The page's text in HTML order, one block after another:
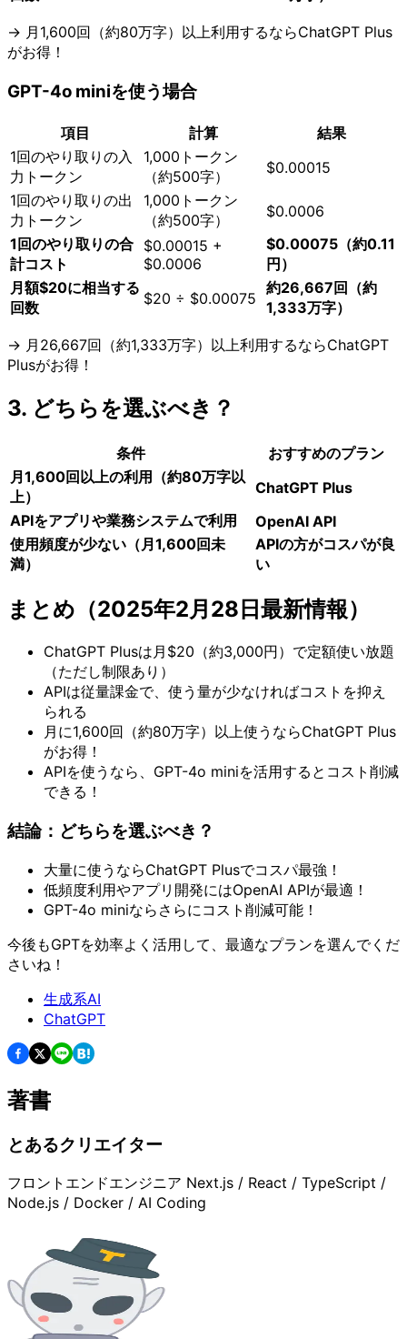
→ 月1,600回（約80万字）以上利用するならChatGPT Plus
がお得！
GPT-4o miniを使う場合
項目 計算
結果
1回のやり取りの入
力トークン
1,000トークン
（約500字）
$0.00015
1回のやり取りの出
力トークン
1,000トークン
（約500字）
$0.0006
1回のやり取りの合
計コスト
$0.00015 +
$0.0006
$0.00075（約0.11
円）
月額$20に相当する
回数
$20 ÷ $0.00075
約26,667回（約
1,333万字）
→ 月26,667回（約1,333万字）以上利用するならChatGPT
Plusがお得！
3. どちらを選ぶべき？
条件
おすすめのプラン
月1,600回以上の利用（約80万字以
上）
ChatGPT Plus
APIをアプリや業務システムで利用
OpenAI API
使用頻度が少ない（月1,600回未
満）
APIの方がコスパが良
い
まとめ（2025年2月28日最新情報）
ChatGPT Plusは月$20（約3,000円）で定額使い放題
（ただし制限あり）
APIは従量課金で、使う量が少なければコストを抑え
られる
月に1,600回（約80万字）以上使うならChatGPT Plus
がお得！
APIを使うなら、GPT-4o miniを活用するとコスト削減
できる！
結論：どちらを選ぶべき？
大量に使うならChatGPT Plusでコスパ最強！
低頻度利用やアプリ開発にはOpenAI APIが最適！
GPT-4o miniならさらにコスト削減可能！
今後もGPTを効率よく活用して、最適なプランを選んでくだ
さいね！
生成系AI
ChatGPT
著書
とあるクリエイター
フロントエンドエンジニア Next.js / React / TypeScript /
Node.js / Docker / AI Coding